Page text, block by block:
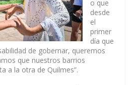
o que
desde
el
primer
día que
de gobernar, queremos
que nuestros barrios
a la otra de Quilmes”.